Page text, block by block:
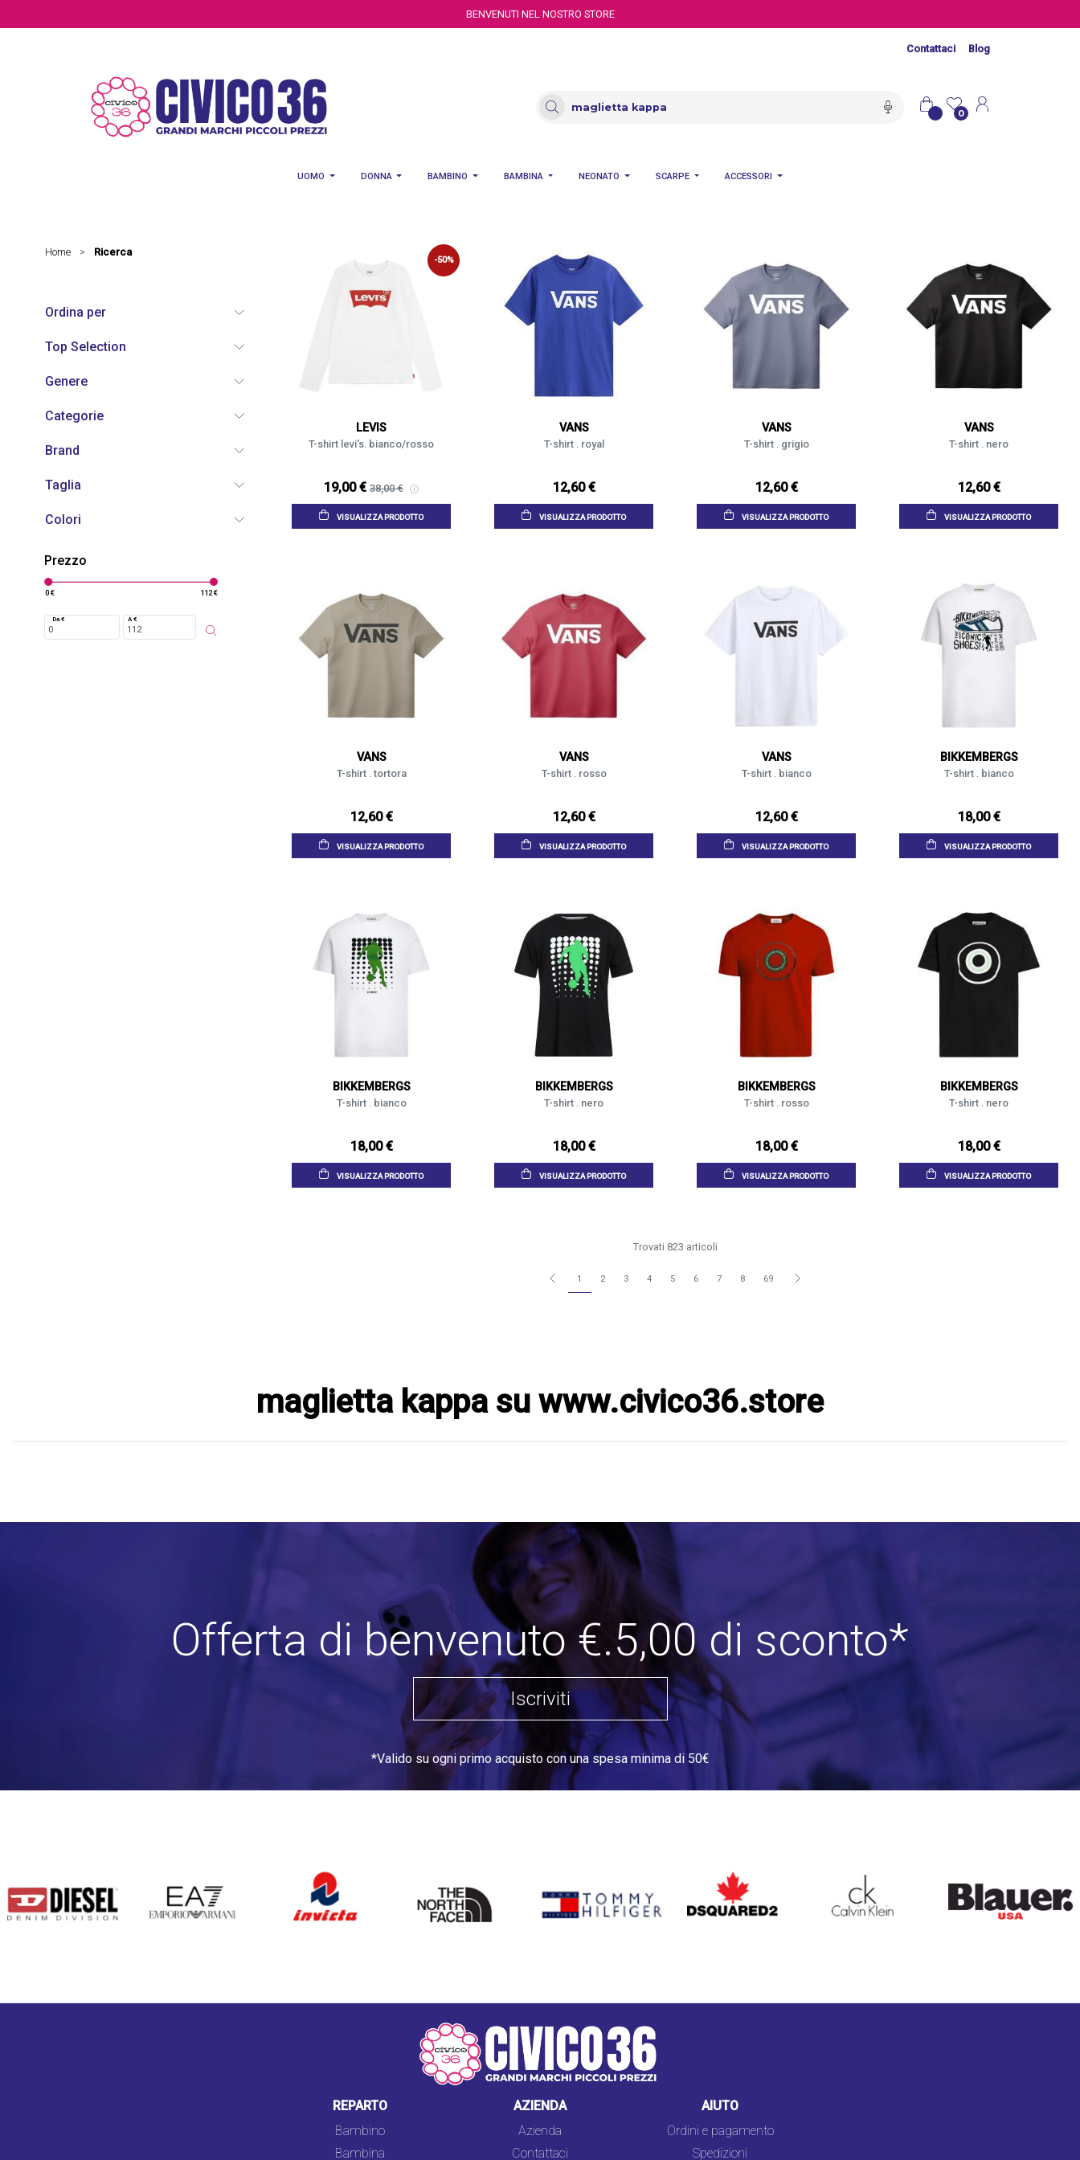
BENVENUTI NEL NOSTRO STORE
Contattaci Blog
0
UOMO DONNA BAMBINO BAMBINA NEONATO SCARPE ACCESSORI
Home > Ricerca
Ordina per
Top Selection
Genere
Categorie
Brand
Taglia
Colori
Prezzo
0 € 112 €
Da € A €
-50%
LEVIS
T-shirt levi's. bianco/rosso
19,00 € 38,00 €
VISUALIZZA PRODOTTO
VANS
T-shirt . royal
12,60 €
VISUALIZZA PRODOTTO
VANS
T-shirt . grigio
12,60 €
VISUALIZZA PRODOTTO
VANS
T-shirt . nero
12,60 €
VISUALIZZA PRODOTTO
VANS
T-shirt . tortora
12,60 €
VISUALIZZA PRODOTTO
VANS
T-shirt . rosso
12,60 €
VISUALIZZA PRODOTTO
VANS
T-shirt . bianco
12,60 €
VISUALIZZA PRODOTTO
BIKKEMBERGS
T-shirt . bianco
18,00 €
VISUALIZZA PRODOTTO
BIKKEMBERGS
T-shirt . bianco
18,00 €
VISUALIZZA PRODOTTO
BIKKEMBERGS
T-shirt . nero
18,00 €
VISUALIZZA PRODOTTO
BIKKEMBERGS
T-shirt . rosso
18,00 €
VISUALIZZA PRODOTTO
BIKKEMBERGS
T-shirt . nero
18,00 €
VISUALIZZA PRODOTTO
Trovati 823 articoli
1 2 3 4 5 6 7 8 69
maglietta kappa su www.civico36.store
Offerta di benvenuto €.5,00 di sconto*
Iscriviti
*Valido su ogni primo acquisto con una spesa minima di 50€
INVICTA
NORTH
FACE
DSQUARED2 CALVIN KLEIN
REPARTO
Bambino
Bambina
AZIENDA
Azienda
Contattaci
AIUTO
Ordini e pagamento
Spedizioni